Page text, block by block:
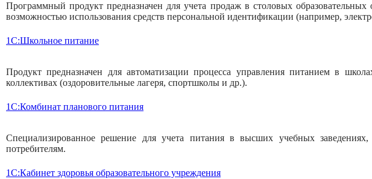
Программный продукт предназначен для учета продаж в столовых
возможностью использования средств персональной идентификации (например,
1С:Школьное питание
Продукт предназначен для автоматизации процесса управления питанием в
коллективах (оздоровительные лагеря, спортшколы и др.).
1C:Комбинат планового питания
Специализированное решение для учета питания в высших учебных
потребителям.
1C:Кабинет здоровья образовательного учреждения